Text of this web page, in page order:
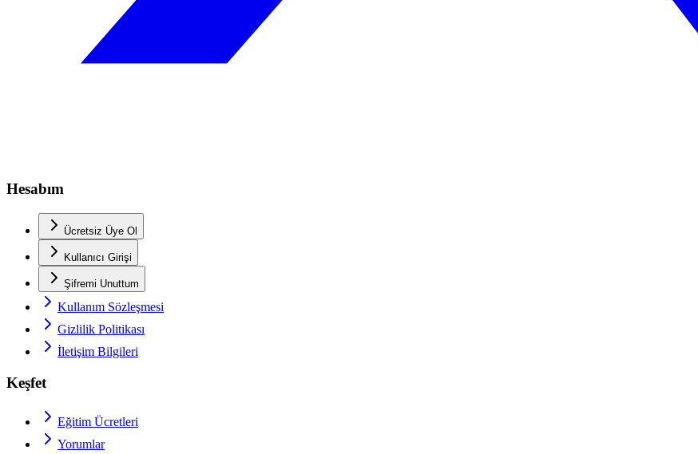
Hesabım
Ücretsiz Üye Ol
Kullanıcı Girişi
Şifremi Unuttum
Kullanım Sözleşmesi
Gizlilik Politikası
İletişim Bilgileri
Keşfet
Eğitim Ücretleri
Yorumlar